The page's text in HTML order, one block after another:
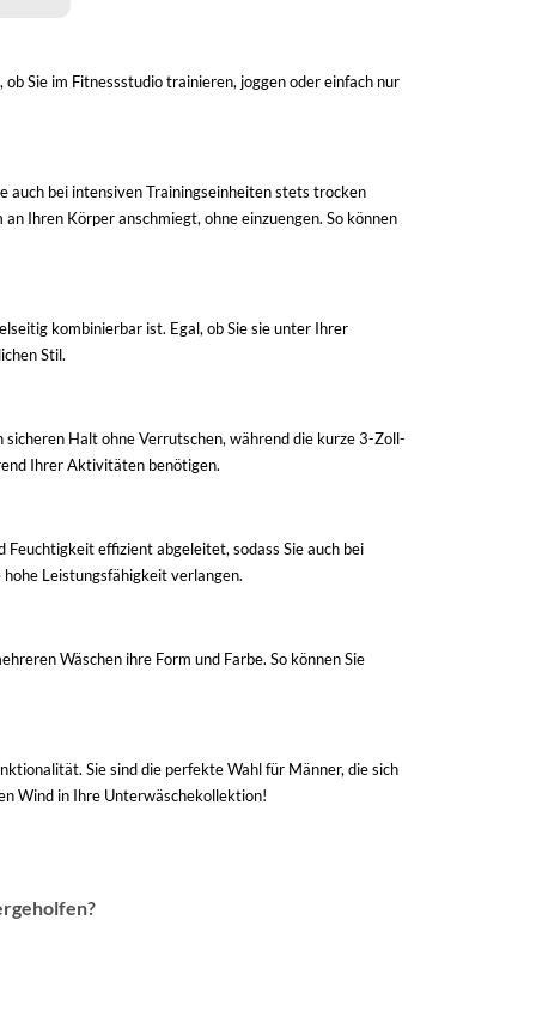
Sie im Fitnessstudio trainieren, joggen oder einfach nur
auch bei intensiven Trainingseinheiten stets trocken
Ihren Körper anschmiegt, ohne einzuengen. So können
kombinierbar ist. Egal, ob Sie sie unter Ihrer
Stil.
Halt ohne Verrutschen, während die kurze 3-Zoll-
Ihrer Aktivitäten benötigen.
effizient abgeleitet, sodass Sie auch bei
Leistungsfähigkeit verlangen.
Wäschen ihre Form und Farbe. So können Sie
Sie sind die perfekte Wahl für Männer, die sich
Wind in Ihre Unterwäschekollektion!